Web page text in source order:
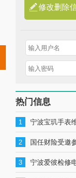
修改删除
热门信息
1 宁波宝玑手表
2 国任财险受邀
工作推进会暨
3 宁波爱彼检修